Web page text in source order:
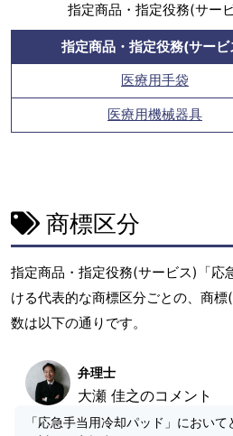
指定商品・指定役務(サー
指定商品・指定役務(サービ
医療用手袋
医療用機械器具
商標区分
指定商品・指定役務(サービス)「応
ける代表的な商標区分ごとの、商
数は以下の通りです。
弁理士
大瀬 佳之のコメント
「応急手当用冷却パッド」におい